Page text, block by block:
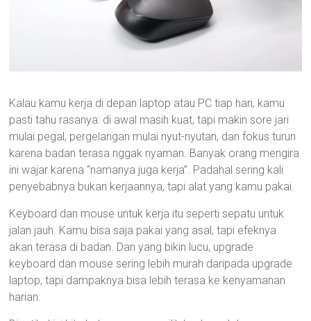
Kalau kamu kerja di depan laptop atau PC tiap hari, kamu
pasti tahu rasanya: di awal masih kuat, tapi makin sore jari
mulai pegal, pergelangan mulai nyut-nyutan, dan fokus turun
karena badan terasa nggak nyaman. Banyak orang mengira
ini wajar karena “namanya juga kerja”. Padahal sering kali
penyebabnya bukan kerjaannya, tapi alat yang kamu pakai.
Keyboard dan mouse untuk kerja itu seperti sepatu untuk
jalan jauh. Kamu bisa saja pakai yang asal, tapi efeknya
akan terasa di badan. Dan yang bikin lucu, upgrade
keyboard dan mouse sering lebih murah daripada upgrade
laptop, tapi dampaknya bisa lebih terasa ke kenyamanan
harian.